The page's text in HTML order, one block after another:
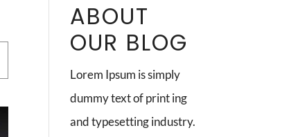
ABOUT
OUR BLOG
Lorem Ipsum is simply
dummy text of print ing
and typesetting industry.